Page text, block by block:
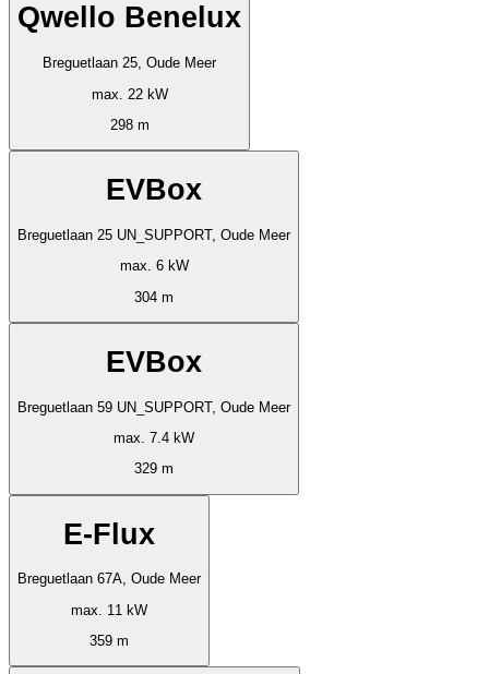
Qwello Benelux
Breguetlaan 25, Oude Meer
max. 22 kW
298 m
EVBox
Breguetlaan 25 UN_SUPPORT, Oude Meer
max. 6 kW
304 m
EVBox
Breguetlaan 59 UN_SUPPORT, Oude Meer
max. 7.4 kW
329 m
E-Flux
Breguetlaan 67A, Oude Meer
max. 11 kW
359 m